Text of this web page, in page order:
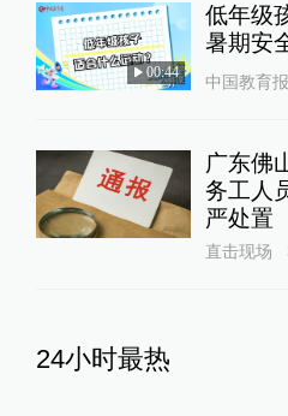
00:44
低年级
暑期安
中国教育报
广东佛
务工人
严处置
直击现场
24小时最热